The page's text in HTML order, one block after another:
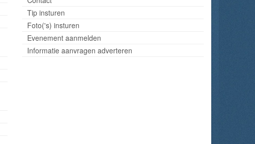
Tip insturen
Foto('s) insturen
Evenement aanmelden
Informatie aanvragen adverteren